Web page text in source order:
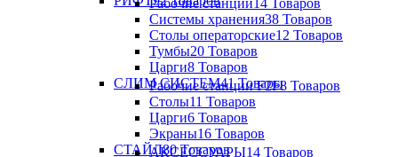
Системы хранения38 Товаров
Столы операторские12 Товаров
Тумбы20 Товаров
Царги8 Товаров
СЛИМ СИСТЕМ41 Товары
Рабочие станции F2F8 Товаров
Столы11 Товаров
Царги6 Товаров
Экраны16 Товаров
СТАЙЛ80 Товаров
АКСЕССУАРЫ14 Товаров